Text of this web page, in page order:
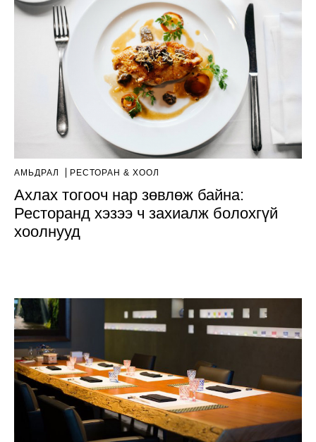
АМЬДРАЛ РЕСТОРАН & ХООЛ
Ахлах тогооч нар зөвлөж байна:
Ресторанд хэзээ ч захиалж болохгүй
хоолнууд